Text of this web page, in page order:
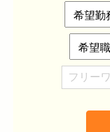
希
望
務
地
希
望
職
種
フ
リ